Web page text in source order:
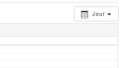
Jour